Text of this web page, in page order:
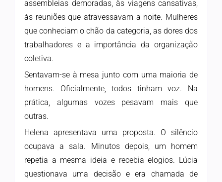
assembleias demoradas, às viagens cansativas,
às reuniões que atravessavam a noite. Mulheres
que conheciam o chão da categoria, as dores dos
trabalhadores e a importância da organização
coletiva.
Sentavam-se à mesa junto com uma maioria de
homens. Oficialmente, todos tinham voz. Na
prática, algumas vozes pesavam mais que
outras.
Helena apresentava uma proposta. O silêncio
ocupava a sala. Minutos depois, um homem
repetia a mesma ideia e recebia elogios. Lúcia
questionava uma decisão e era chamada de